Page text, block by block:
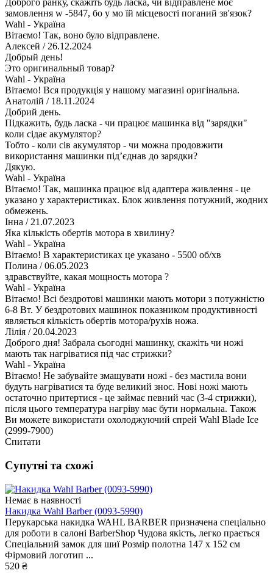
Доброго ранку, скажіть будь ласка, чи відправлене моє
замовлення w -5847, бо у мо їй місцевості поганий зв'язок?
Wahl - Україна
Вітаємо! Так, воно було відправлене.
Алексей / 26.12.2024
Добрый день!
Это оригинальный товар?
Wahl - Україна
Вітаємо! Вся продукція у нашому магазині оригінальна.
Анатолій / 18.11.2024
Добрий день.
Підкажить, будь ласка - чи працює машинка від "зарядки"
коли сідає акумулятор?
Тобто - коли сів акумулятор - чи можна продовжити
використання машинки підʼєднав до зарядки?
Дякую.
Wahl - Україна
Вітаємо! Так, машинка працює від адаптера живлення - це
указано у характеристиках. Блок живлення потужний, жодних
обмежень.
Інна / 21.07.2023
Яка кількість обертів мотора в хвилину?
Wahl - Україна
Вітаємо! В характеристиках це указано - 5500 об/хв
Полина / 06.05.2023
здравствуйте, какая мощность мотора ?
Wahl - Україна
Вітаємо! Всі бездротові машинки мають мотори з потужністю
6-8 Вт. У бездротових машинок показником продуктивності
являється кількість обертів мотора/рухів ножа.
Лілія / 20.04.2023
Доброго дня! Забрала сьогодні машинку, скажіть чи ножі
мають так нагріватися під час стрижки?
Wahl - Україна
Вітаємо! Не забувайте змащувати ножі - без мастила вони
будуть нагріватися та буде великий знос. Нові ножі мають
остаточно притертися - це займає певний час (3-4 стрижки),
після цього температура нагріву має бути нормальна. Також
Ви можете використати охолоджуючий спрей Wahl Blade Ice
(2999-7900)
Спитати
Супутні та схожі
Немає в наявності
Накидка Wahl Barber (0093-5990)
Перукарська накидка WAHL BARBER призначена спеціально
для роботи в салоні BarberShop Чудова якість, легко прається
Спеціальний замок для шиї Розмір полотна 147 x 152 см
Фірмовий логотип ...
520 ₴